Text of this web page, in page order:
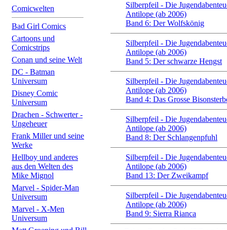
Comicwelten
Bad Girl Comics
Cartoons und
Comicstrips
Conan und seine Welt
DC - Batman
Universum
Disney Comic
Universum
Drachen - Schwerter -
Ungeheuer
Frank Miller und seine
Werke
Hellboy und anderes
aus den Welten des
Mike Mignol
Marvel - Spider-Man
Universum
Marvel - X-Men
Universum
Silberpfeil - Die
Antilope (ab 2006)
Band 6: Der Wolfskönig
Silberpfeil - Die
Antilope (ab 2006)
Band 5: Der schwarze Hengst
Silberpfeil - Die
Antilope (ab 2006)
Band 4: Das Grosse
Silberpfeil - Die
Antilope (ab 2006)
Band 8: Der Schlangenpfuhl
Silberpfeil - Die
Antilope (ab 2006)
Band 13: Der Zweikampf
Silberpfeil - Die
Antilope (ab 2006)
Band 9: Sierra Rianca